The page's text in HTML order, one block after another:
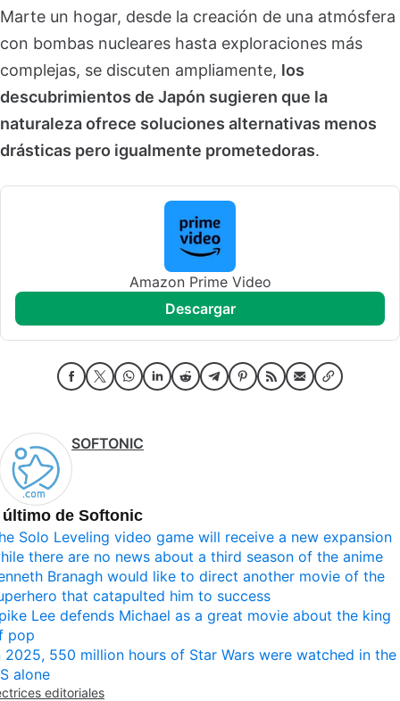
Marte un hogar, desde la creación de una atmósfera
con bombas nucleares hasta exploraciones más
complejas, se discuten ampliamente, los
descubrimientos de Japón sugieren que la
naturaleza ofrece soluciones alternativas menos
drásticas pero igualmente prometedoras.
Amazon Prime Video
descargar
SOFTONIC
de Softonic
Solo Leveling video game will receive a new expansion
there are no news about a third season of the anime
Branagh would like to direct another movie of the
that catapulted him to success
Lee defends Michael as a great movie about the king
pop
2025, 550 million hours of Star Wars were watched in the
alone
editoriales